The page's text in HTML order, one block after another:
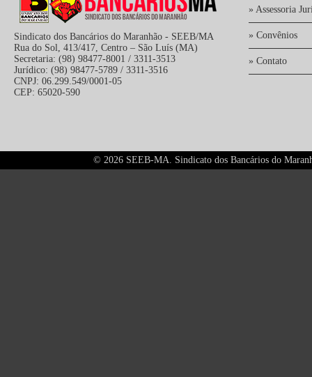
Sindicato dos Bancários do Maranhão - SEEB/MA
Rua do Sol, 413/417, Centro – São Luís (MA)
Secretaria: (98) 98477-8001 / 3311-3513
Jurídico: (98) 98477-5789 / 3311-3516
CNPJ: 06.299.549/0001-05
CEP: 65020-590
» Assessoria
» Convênios
» Contato
© 2026 SEEB-MA. Sindicato dos Bancários do